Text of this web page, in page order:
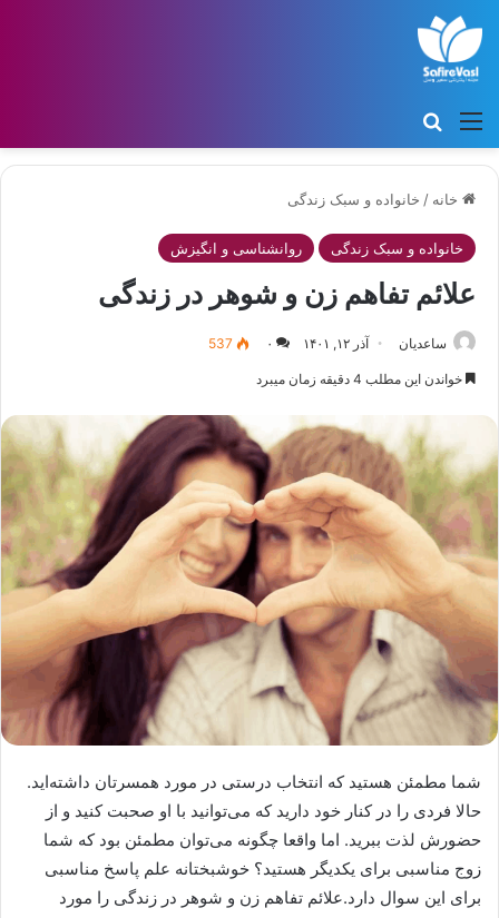
منو
خانه / خانواده و سبک زندگی
خانواده و سبک زندگی روانشناسی و انگیزش
علائم تفاهم زن و شوهر در زندگی
ساعدیان آذر ۱۲, ۱۴۰۱ ۰ 537
خواندن این مطلب 4 دقیقه زمان میبرد
شما مطمئن هستید که انتخاب درستی در مورد همسرتان داشته‌اید.
حالا فردی را در کنار خود دارید که می‌توانید با او صحبت کنید و از
حضورش لذت ببرید. اما واقعا چگونه می‌توان مطمئن بود که شما
زوج مناسبی برای یکدیگر هستید؟ خوشبختانه علم پاسخ مناسبی
برای این سوال دارد.علائم تفاهم زن و شوهر در زندگی را مورد